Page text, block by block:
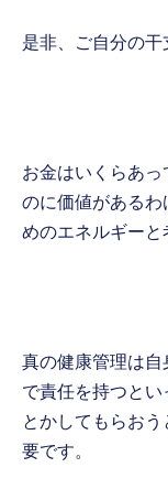
是非、ご自分の干
お金はいくらあ
のに価値がある
めのエネルギーと
真の健康管理は
で責任を持つと
とかしてもらお
要です。